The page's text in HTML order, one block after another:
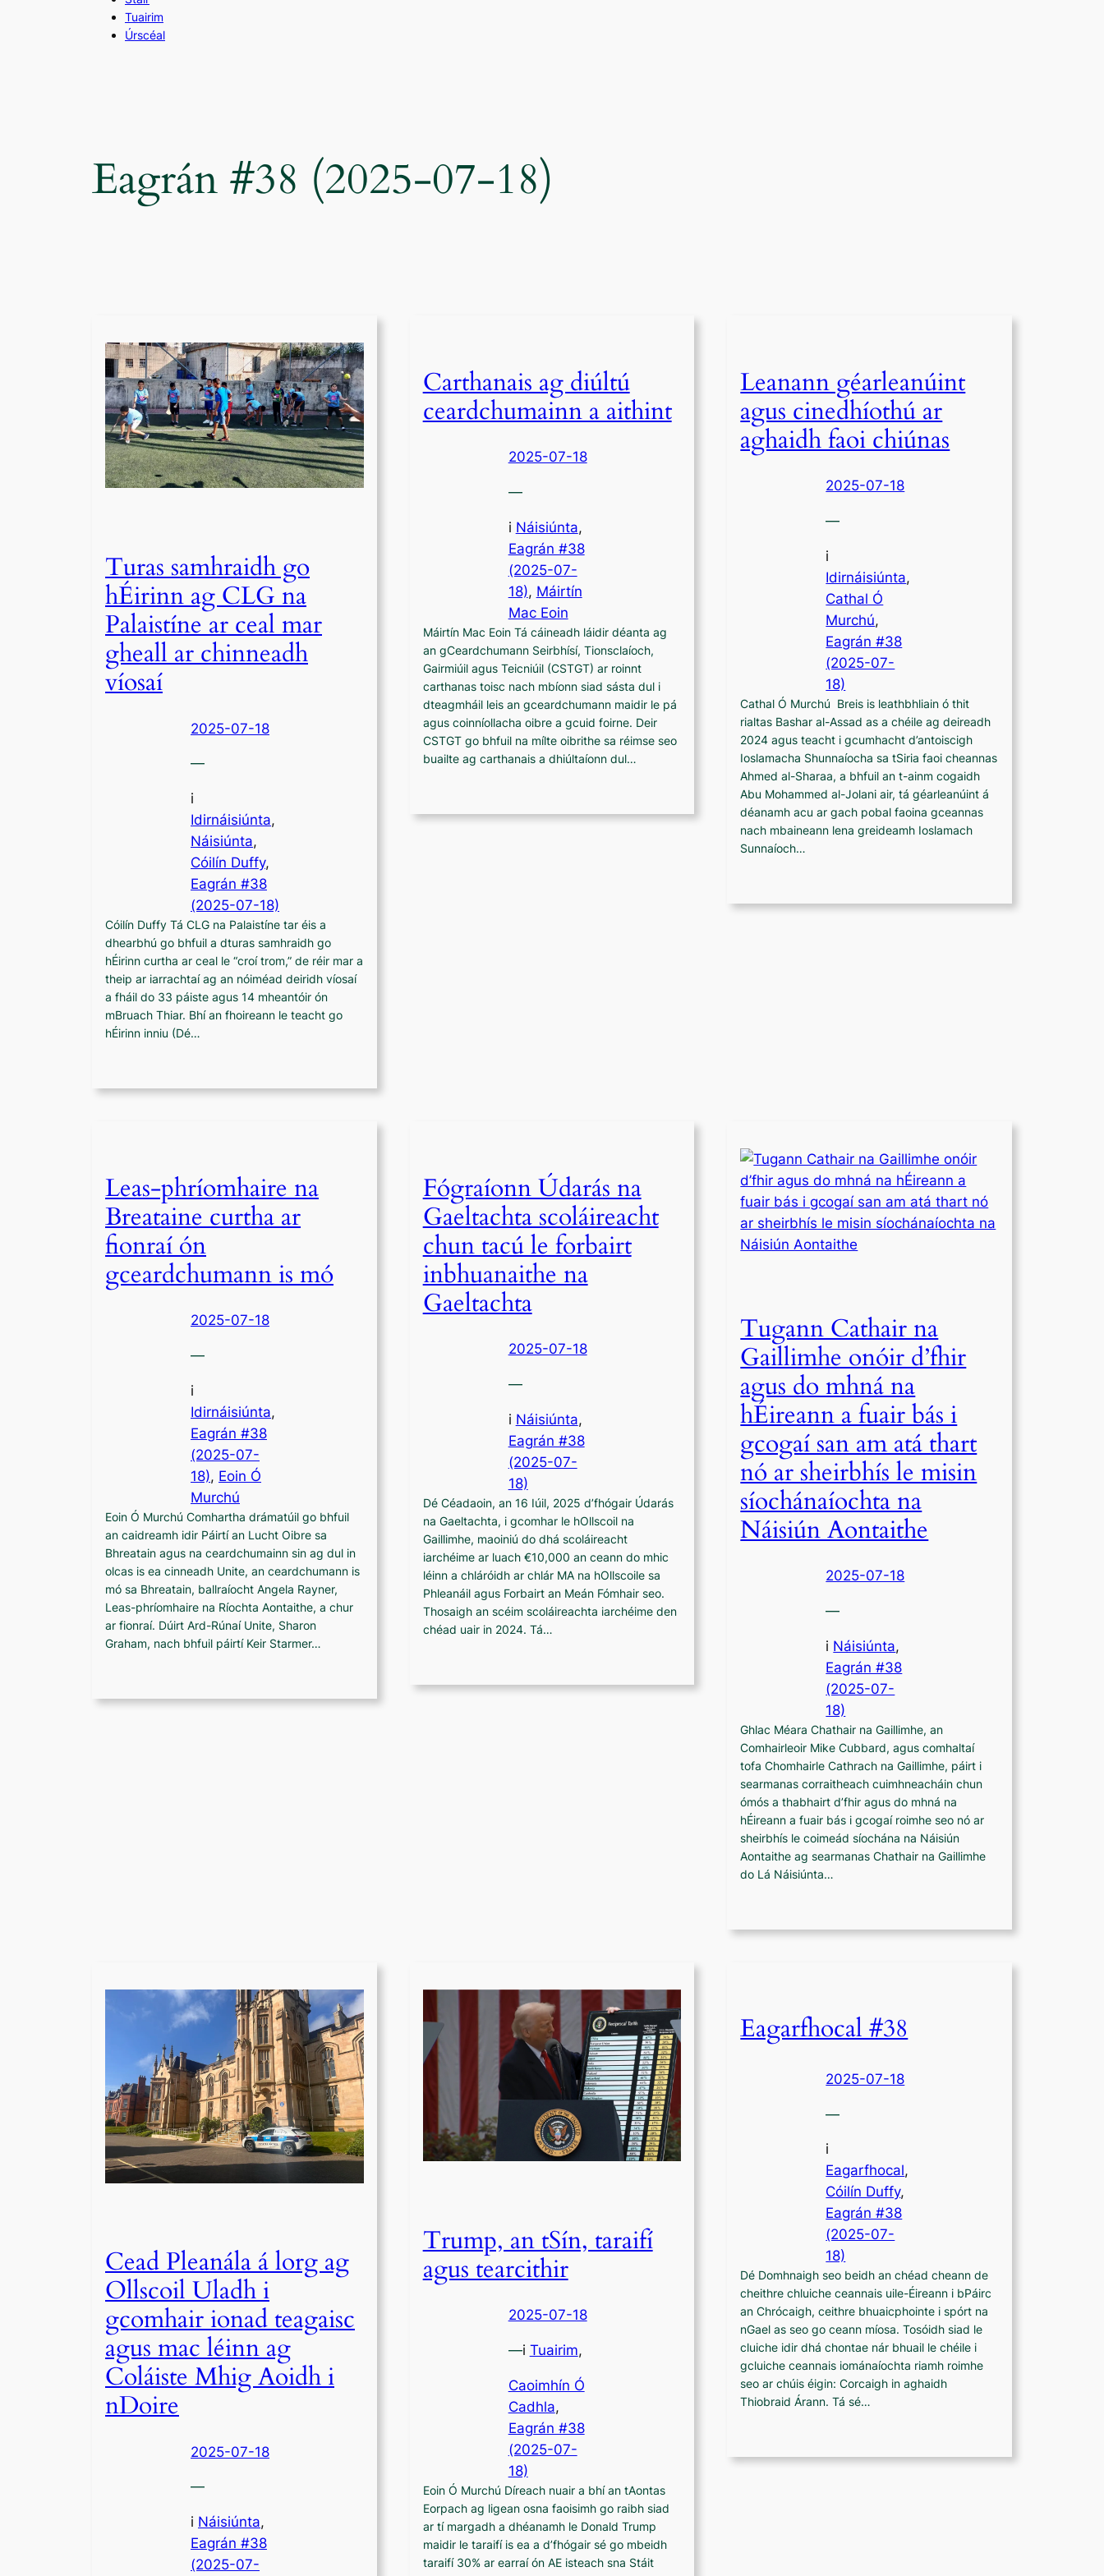
Tuairim
Úrscéal
Eagrán #38 (2025-07-18)
Turas samhraidh go
hÉirinn ag CLG na
Palaistíne ar ceal mar
gheall ar chinneadh
víosaí
2025-07-18
—
i
Idirnáisiúnta
Náisiúnta,
Cóilín Duffy
Eagrán #38
(2025-07-18)
Cóilín Duffy Tá CLG na Palaistíne tar éis a
dhearbhú go bhfuil a dturas samhraidh go
hÉirinn curtha ar ceal le “croí trom,” de réir mar a
theip ar iarrachtaí ag an nóiméad deiridh víosaí
a fháil do 33 páiste agus 14 mheantóir ón
mBruach Thiar. Bhí an fhoireann le teacht go
hÉirinn inniu (Dé…
Carthanais ag diúltú
ceardchumainn a aithint
2025-07-18
—
i Náisiúnta,
Eagrán #38
(2025-07-
18), Máirtín
Mac Eoin
Máirtín Mac Eoin Tá cáineadh láidir déanta ag
an gCeardchumann Seirbhísí, Tionsclaíoch,
Gairmiúil agus Teicniúil (CSTGT) ar roinnt
carthanas toisc nach mbíonn siad sásta dul i
dteagmháil leis an gceardchumann maidir le pá
agus coinníollacha oibre a gcuid foirne. Deir
CSTGT go bhfuil na mílte oibrithe sa réimse seo
buailte ag carthanais a dhiúltaíonn dul…
Leanann géarleanúint
agus cinedhíothú ar
aghaidh faoi chiúnas
2025-07-18
—
i
Idirnáisiúnta,
Cathal Ó
Murchú
Eagrán #38
(2025-07-
18)
Cathal Ó Murchú Breis is leathbhliain ó thit
rialtas Bashar al-Assad as a chéile ag deireadh
2024 agus teacht i gcumhacht d’antoiscigh
Ioslamacha Shunnaíocha sa tSiria faoi cheannas
Ahmed al-Sharaa, a bhfuil an t-ainm cogaidh
Abu Mohammed al-Jolani air, tá géarleanúint á
déanamh acu ar gach pobal faoina gceannas
nach mbaineann lena greideamh Ioslamach
Sunnaíoch…
Leas-phríomhaire na
Breataine curtha ar
fionraí ón
gceardchumann is mó
2025-07-18
—
i
Idirnáisiúnta,
Eagrán #38
(2025-07-
18), Eoin Ó
Murchú
Eoin Ó Murchú Comhartha drámatúil go bhfuil
an caidreamh idir Páirtí an Lucht Oibre sa
Bhreatain agus na ceardchumainn sin ag dul in
olcas is ea cinneadh Unite, an ceardchumann is
mó sa Bhreatain, ballraíocht Angela Rayner,
Leas-phríomhaire na Ríochta Aontaithe, a chur
ar fionraí. Dúirt Ard-Rúnaí Unite, Sharon
Graham, nach bhfuil páirtí Keir Starmer…
Fógraíonn Údarás na
Gaeltachta scoláireacht
chun tacú le forbairt
inbhuanaithe na
Gaeltachta
2025-07-18
—
i Náisiúnta,
Eagrán #38
(2025-07-
18)
Dé Céadaoin, an 16 Iúil, 2025 d’fhógair Údarás
na Gaeltachta, i gcomhar le hOllscoil na
Gaillimhe, maoiniú do dhá scoláireacht
iarchéime ar luach €10,000 an ceann do mhic
léinn a chláróidh ar chlár MA na hOllscoile sa
Phleanáil agus Forbairt an Meán Fómhair seo.
Thosaigh an scéim scoláireachta iarchéime den
chéad uair in 2024. Tá…
Tugann Cathair na
Gaillimhe onóir d’fhir
agus do mhná na
hÉireann a fuair bás i
gcogaí san am atá thart
nó ar sheirbhís le misin
síochánaíochta na
Náisiún Aontaithe
2025-07-18
—
i Náisiúnta,
Eagrán #38
(2025-07-
18)
Ghlac Méara Chathair na Gaillimhe, an
Comhairleoir Mike Cubbard, agus comhaltaí
tofa Chomhairle Cathrach na Gaillimhe, páirt i
searmanas corraitheach cuimhneacháin chun
ómós a thabhairt d’fhir agus do mhná na
hÉireann a fuair bás i gcogaí roimhe seo nó ar
sheirbhís le coimeád síochána na Náisiún
Aontaithe ag searmanas Chathair na Gaillimhe
do Lá Náisiúnta…
Cead Pleanála á lorg ag
Ollscoil Uladh i
gcomhair ionad teagaisc
agus mac léinn ag
Coláiste Mhig Aoidh i
nDoire
2025-07-18
—
i Náisiúnta,
Eagrán #38
(2025-07-
Trump, an tSín, taraifí
agus tearcithir
2025-07-18
—i Tuairim,
Caoimhín Ó
Cadhla
Eagrán #38
(2025-07-
18)
Eoin Ó Murchú Díreach nuair a bhí an tAontas
Eorpach ag ligean osna faoisimh go raibh siad
ar tí margadh a dhéanamh le Donald Trump
maidir le taraifí is ea a d’fhógair sé go mbeidh
taraifí 30% ar earraí ón AE isteach sna Stáit
Eagarfhocal #38
2025-07-18
—
i
Eagarfhocal,
Cóilín Duffy
Eagrán #38
(2025-07-
18)
Dé Domhnaigh seo beidh an chéad cheann de
cheithre chluiche ceannais uile-Éireann i bPáirc
an Chrócaigh, ceithre bhuaicphointe i spórt na
nGael as seo go ceann míosa. Tosóidh siad le
cluiche idir dhá chontae nár bhuail le chéile i
gcluiche ceannais iománaíochta riamh roimhe
seo ar chúis éigin: Corcaigh in aghaidh
Thiobraid Árann. Tá sé…